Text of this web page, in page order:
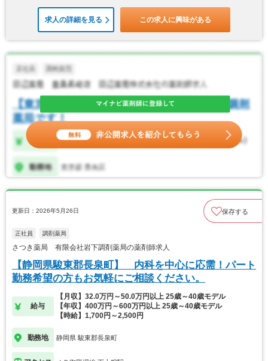
求人の詳細を見る この求人に興味がある
更新日：2026年5月26日 保存する
正社員 調剤薬局
さつき薬局 有限会社岩下調剤薬局の薬剤師求人
【静岡県駿東郡長泉町】 内科を中心に応需！パート
勤務希望の方もお気軽にご相談ください。
給与
【月収】32.0万円～50.0万円以上 25歳～40歳モデル
【年収】400万円～600万円以上 25歳～40歳モデル
【時給】1,700円～2,500円
勤務地 静岡県 駿東郡長泉町